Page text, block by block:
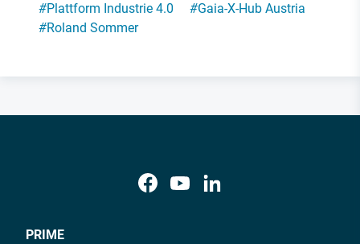
#Plattform Industrie 4.0 #Gaia-X-Hub Austria
#Roland Sommer
PRIME